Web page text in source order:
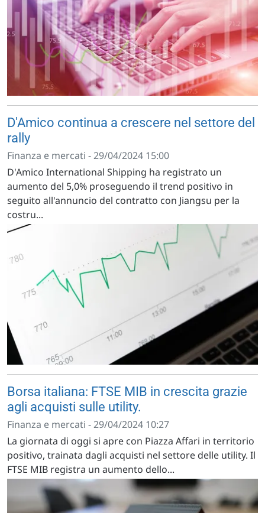
D'Amico continua a crescere nel settore del
rally
Finanza e mercati - 29/04/2024 15:00
D'Amico International Shipping ha registrato un
aumento del 5,0% proseguendo il trend positivo in
seguito all'annuncio del contratto con Jiangsu per la
costru...
Borsa italiana: FTSE MIB in crescita grazie
agli acquisti sulle utility.
Finanza e mercati - 29/04/2024 10:27
La giornata di oggi si apre con Piazza Affari in territorio
positivo, trainata dagli acquisti nel settore delle utility. Il
FTSE MIB registra un aumento dello...